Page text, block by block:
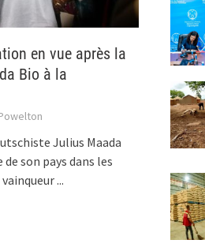
en vue après la
Bio à la
Julius Maada
son pays dans les
vainqueur...